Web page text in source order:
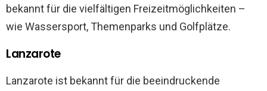
bekannt für die vielfältigen Freizeitmöglichkeiten –
wie Wassersport, Themenparks und Golfplätze.
Lanzarote
Lanzarote ist bekannt für die beeindruckende